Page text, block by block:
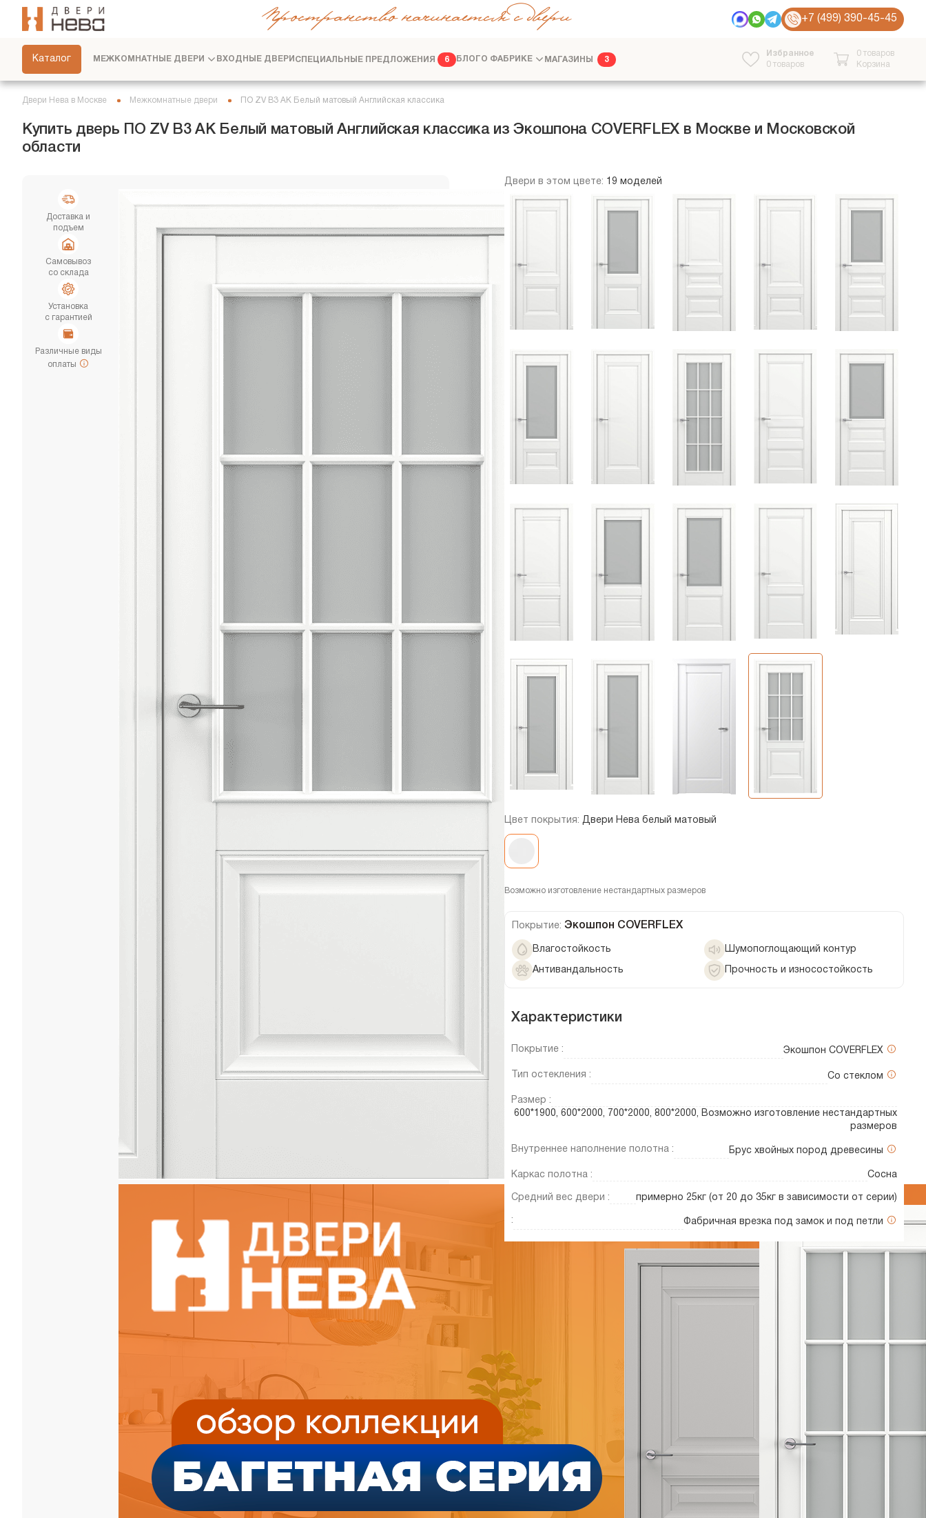
Пространство начинается с двери +7 (499) 390-45-45
Каталог
СКРЫТЫЕ ДВЕРИ
ДВЕРНЫЕ СИСТЕМЫ
ДЕКОРАТИВНЫЕ РЕЙКИ
СЕРВИС
МЕЖКОМНАТНЫЕ ДВЕРИ ВХОДНЫЕ ДВЕРИ СПЕЦИАЛЬНЫЕ ПРЕДЛОЖЕНИЯ 6 БЛОГО ФАБРИКЕ
МАГАЗИНЫ 3
Избранное
0 товаров
0 товаров
Корзина
Двери Нева в Москве Межкомнатные двери ПО ZV В3 АК Белый матовый Английская классика
Купить дверь ПО ZV В3 АК Белый матовый Английская классика из Экошпона COVERFLEX в Москве и Московской
области
Доставка и
подъем
Самовывоз
со склада
Установка
с гарантией
Различные виды
оплаты
Двери в этом цвете: 19 моделей
Цвет покрытия: Двери Нева белый матовый
Возможно изготовление нестандартных размеров
Покрытие: Экошпон COVERFLEX
Влагостойкость Шумопоглощающий контур
Антивандальность Прочность и износостойкость
Характеристики
Покрытие : Экошпон COVERFLEX
Тип остекления : Со стеклом
Размер :
600*1900, 600*2000, 700*2000, 800*2000, Возможно изготовление нестандартных
размеров
Внутреннее наполнение полотна : Брус хвойных пород древесины
Каркас полотна : Сосна
Средний вес двери : примерно 25кг (от 20 до 35кг в зависимости от серии)
: Фабричная врезка под замок и под петли